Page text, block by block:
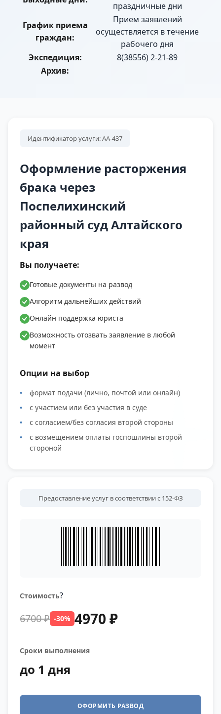
праздничные дни
График приема
граждан:
Прием заявлений
осуществляется в течение
рабочего дня
Экспедиция:
8(38556) 2-21-89
Архив:
Идентификатор услуги: АА-437
Оформление расторжения
брака через
Поспелихинский
районный суд Алтайского
края
Вы получаете:
Готовые документы на развод
Алгоритм дальнейших действий
Онлайн поддержка юриста
Возможность отозвать заявление в любой
момент
Опции на выбор
формат подачи (лично, почтой или онлайн)
с участием или без участия в суде
с согласием/без согласия второй стороны
с возмещением оплаты госпошлины второй
стороной
Предоставление услуг в соответствии с 152-ФЗ
Стоимость?
6700 ₽ -30% 4970 ₽
Сроки выполнения
до 1 дня
ОФОРМИТЬ РАЗВОД